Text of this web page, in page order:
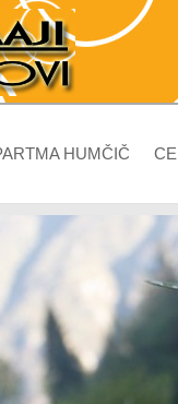
HUMČIČ